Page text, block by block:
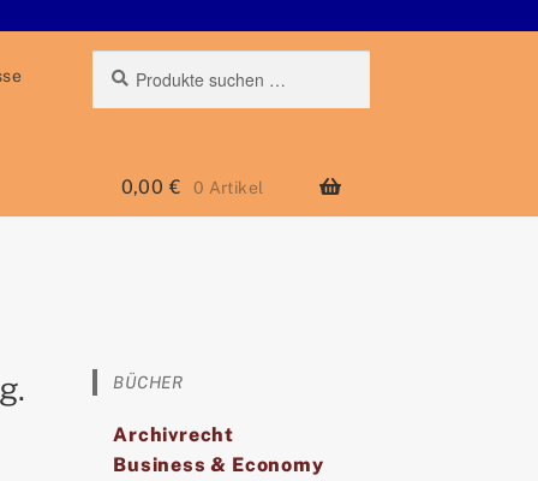
nach:
0,00€ 0 Artikel
BÜCHER
Archivrecht
Business & Economy